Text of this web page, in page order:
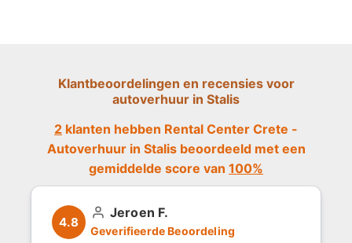
Klantbeoordelingen en recensies voor
autoverhuur in Stalis
2 klanten hebben Rental Center Crete -
Autoverhuur in Stalis beoordeeld met een
gemiddelde score van 100%
4.8
Jeroen F.
Geverifieerde Beoordeling